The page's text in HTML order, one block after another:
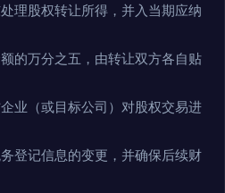
理股权转让所得，并入当期应纳
的万分之五，由转让双方各自贴
企业（或目标公司）对股权交易进
登记信息的变更，并确保后续财